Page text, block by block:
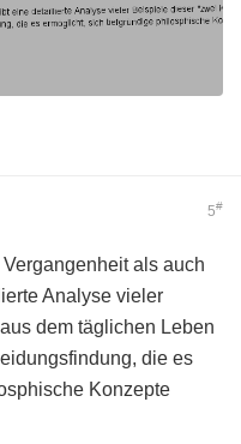
5#
als auch
Analyse vieler
dem täglichen Leben
die es
Konzepte